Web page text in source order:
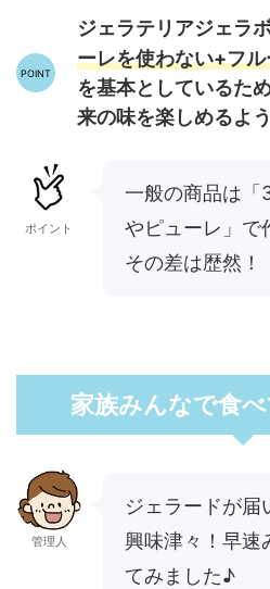
ジェラテリアジェラ
ーレを使わない+フ
を基本としているた
来の味を楽しめるよ
ポイント
一般の商品は「
やピューレ」で
その差は歴然！
家族みんなで食べ
管理人
ジェラードが届
興味津々！早速
てみました♪